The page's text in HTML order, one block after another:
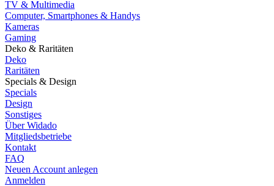
TV & Multimedia
Computer, Smartphones & Handys
Kameras
Gaming
Deko & Raritäten
Deko
Raritäten
Specials & Design
Specials
Design
Sonstiges
Über Widado
Mitgliedsbetriebe
Kontakt
FAQ
Neuen Account anlegen
Anmelden